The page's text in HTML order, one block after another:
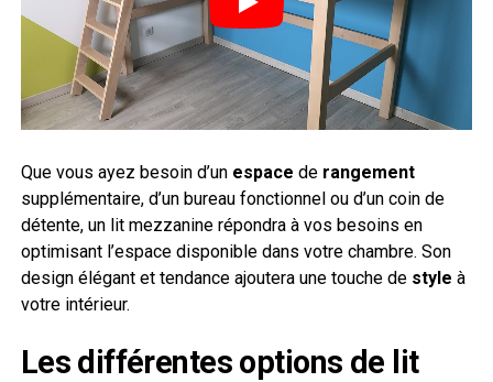
Que vous ayez besoin d’un espace de rangement
supplémentaire, d’un bureau fonctionnel ou d’un coin de
détente, un lit mezzanine répondra à vos besoins en
optimisant l’espace disponible dans votre chambre. Son
design élégant et tendance ajoutera une touche de style à
votre intérieur.
Les différentes options de lit